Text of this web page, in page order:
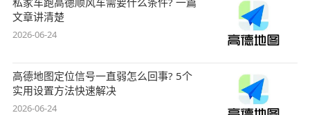
文章讲清楚
2026-06-24
高德地图定位信号一直弱怎么回事? 5个
实用设置方法快速解决
2026-06-24